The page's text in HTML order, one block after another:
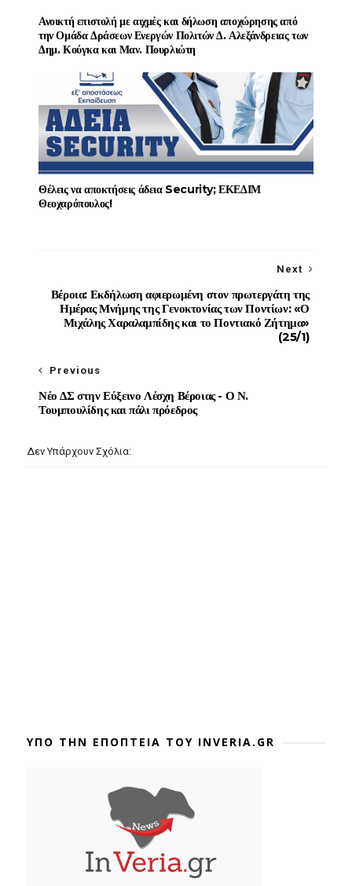
Ανοικτή επιστολή με αιχμές και δήλωση αποχώρησης από
την Ομάδα Δράσεων Ενεργών Πολιτών Δ. Αλεξάνδρειας των
Δημ. Κούγκα και Μαν. Πουρλιώτη
Θέλεις να αποκτήσεις άδεια Security; ΕΚΕΔΙΜ
Θεοχαρόπουλος!
Next
Βέροια: Εκδήλωση αφιερωμένη στον πρωτεργάτη της
Ημέρας Μνήμης της Γενοκτονίας των Ποντίων: «Ο
Μιχάλης Χαραλαμπίδης και το Ποντιακό Ζήτημα»
(25/1)
Previous
Νέο ΔΣ στην Εύξεινο Λέσχη Βέροιας - Ο Ν.
Τουμπουλίδης και πάλι πρόεδρος
Δεν Υπάρχουν Σχόλια:
ΥΠΟ ΤΗΝ ΕΠΟΠΤΕΙΑ ΤΟΥ INVERIA.GR